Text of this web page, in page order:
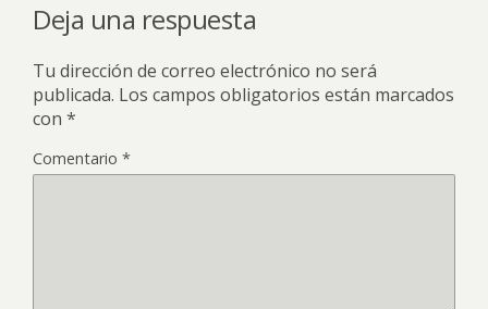
Deja una respuesta
Tu dirección de correo electrónico no será
publicada. Los campos obligatorios están marcados
con *
Comentario *